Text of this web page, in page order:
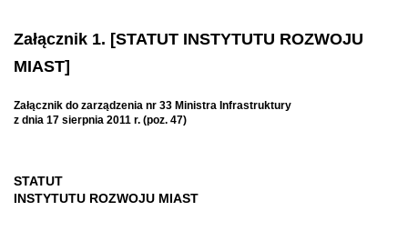
Załącznik 1. [STATUT INSTYTUTU ROZWOJU
MIAST]
Załącznik do zarządzenia nr 33 Ministra Infrastruktury
z dnia 17 sierpnia 2011 r. (poz. 47)
STATUT
INSTYTUTU ROZWOJU MIAST